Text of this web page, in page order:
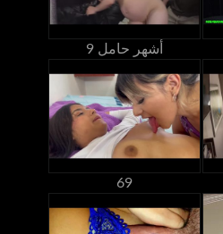
9 أشهر حامل
69